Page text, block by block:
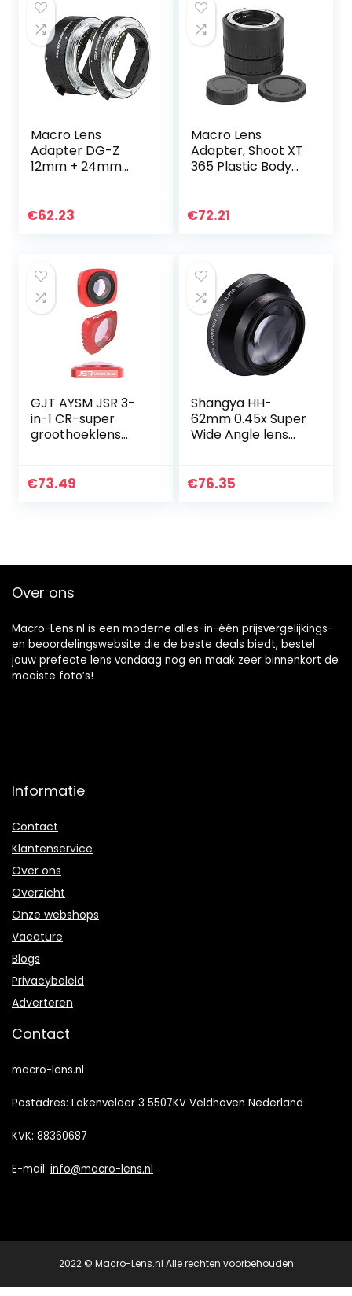
Macro Lens
Adapter DG-Z
12mm + 24mm
Automatische
Mount…
€62.23
Macro Lens
Adapter, Shoot XT
365 Plastic Body
Scherpstelling
€72.21
GJT AYSM JSR 3-
in-1 CR-super
groothoeklens
for DJI OSMO
€73.49
Shangya HH-
62mm 0.45x Super
Wide Angle lens
€76.35
Over ons
Macro-Lens.nl is een moderne alles-in-één prijsvergelijkings-
en beoordelingswebsite die de beste deals biedt, bestel
jouw prefecte lens vandaag nog en maak zeer binnenkort de
mooiste foto’s!
Informatie
Contact
Klantenservice
Over ons
Overzicht
Onze webshops
Vacature
Blogs
Privacybeleid
Adverteren
Contact
macro-lens.nl
Postadres: Lakenvelder 3 5507KV Veldhoven Nederland
KVK: 88360687
E-mail: info@macro-lens.nl
2022 © Macro-Lens.nl Alle rechten voorbehouden